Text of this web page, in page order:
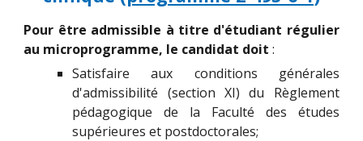
Pour être admissible à titre d'étudiant régulier
au microprogramme, le candidat doit :
Satisfaire aux conditions générales
d'admissibilité (section XI)du Règlement
pédagogique de la Faculté des études
supérieures et postdoctorales;